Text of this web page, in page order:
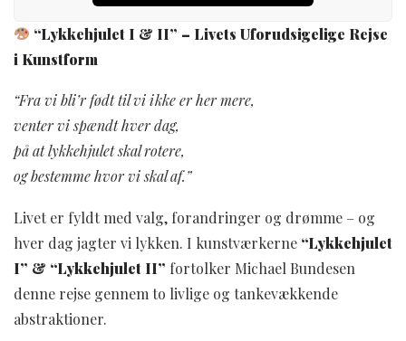
“Lykkehjulet I & II” – Livets Uforudsigelige Rejse
i Kunstform
“Fra vi bli’r født til vi ikke er her mere,
venter vi spændt hver dag,
på at lykkehjulet skal rotere,
og bestemme hvor vi skal af.”
Livet er fyldt med valg, forandringer og drømme – og
hver dag jagter vi lykken. I kunstværkerne “Lykkehjulet
I” & “Lykkehjulet II” fortolker Michael Bundesen
denne rejse gennem to livlige og tankevækkende
abstraktioner.